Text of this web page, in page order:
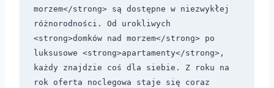
morzem</strong> są dostępne w niezwykłej
różnorodności. Od urokliwych
<strong>domków nad morzem</strong> po
luksusowe <strong>apartamenty</strong>,
każdy znajdzie coś dla siebie. Z roku na
rok oferta noclegowa staje się coraz